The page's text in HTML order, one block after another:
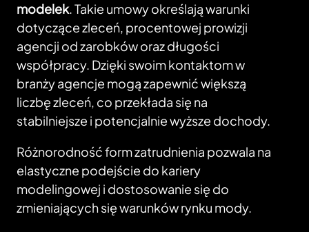
modelek. Takie umowy określają warunki
dotyczące zleceń, procentowej prowizji
agencji od zarobków oraz długości
współpracy. Dzięki swoim kontaktom w
branży agencje mogą zapewnić większą
liczbę zleceń, co przekłada się na
stabilniejsze i potencjalnie wyższe dochody.
Różnorodność form zatrudnienia pozwala na
elastyczne podejście do kariery
modelingowej i dostosowanie się do
zmieniających się warunków rynku mody.